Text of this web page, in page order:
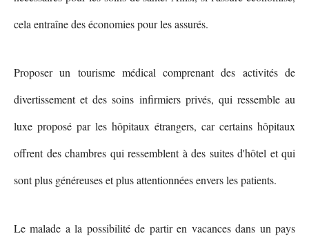
cela entraîne des économies pour les assurés.
Proposer un tourisme médical comprenant des activités de
divertissement et des soins infirmiers privés, qui ressemble au
luxe proposé par les hôpitaux étrangers, car certains hôpitaux
offrent des chambres qui ressemblent à des suites d'hôtel et qui
sont plus généreuses et plus attentionnées envers les patients.
Le malade a la possibilité de partir en vacances dans un pays